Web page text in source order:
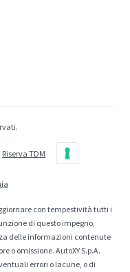
Riserva TDM
con tempestività tutti i
di questo impegno,
delle informazioni contenute
o omissione. AutoXY S.p.A.
errori o lacune, o di